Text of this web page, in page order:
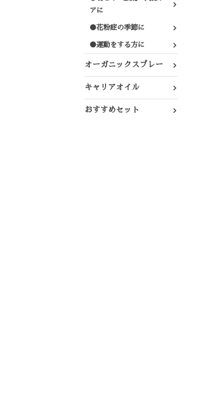
アに
●花粉症の季節に
●運動をする方に
オーガニックスプレー
キャリアオイル
おすすめセット